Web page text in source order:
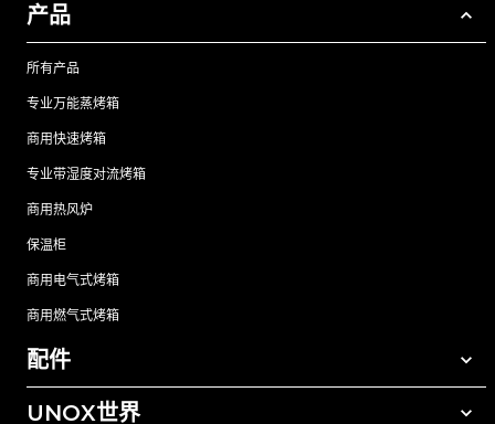
产品
所有产品
专业万能蒸烤箱
商用快速烤箱
专业带湿度对流烤箱
商用热风炉
保温柜
商用电气式烤箱
商用燃气式烤箱
配件
所有配件
UNOX世界